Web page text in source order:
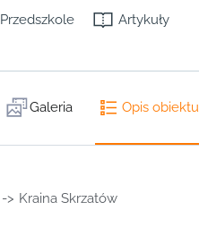
Przedszkole Artykuły
Galeria Opis obiektu
-> Kraina Skrzatów